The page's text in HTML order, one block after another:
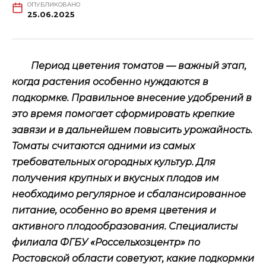
ОПУБЛИКОВАНО
25.06.2025
Период цветения томатов — важный этап,
когда растения особенно нуждаются в
подкормке. Правильное внесение удобрений в
это время помогает сформировать крепкие
завязи и в дальнейшем повысить урожайность.
Томаты считаются одними из самых
требовательных огородных культур. Для
получения крупных и вкусных плодов им
необходимо регулярное и сбалансированное
питание, особенно во время цветения и
активного плодообразования. Специалисты
филиала ФГБУ «Россельхозцентр» по
Ростовской области советуют, какие подкормки